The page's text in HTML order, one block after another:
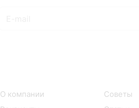
О компании
Советы